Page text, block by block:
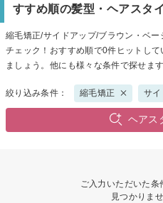
すすめ順の髪型・ヘアスタ
縮毛矯正/サイドアップ/ブラウン・ベ
チェック！おすすめ順で0件ヒットし
ましょう。他にも様々な条件で探せます
絞り込み条件： 縮毛矯正 サ
ヘアス
ご入力いただいた条
見つかりま